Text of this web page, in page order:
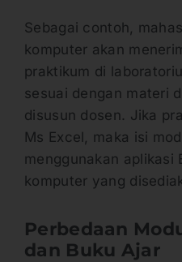
Sebagai contoh,
komputer akan
praktikum di
sesuai dengan materi
disusun dosen. Jika
Ms Excel, maka isi
menggunakan aplikasi
komputer yang
Perbedaan
dan Buku Ajar